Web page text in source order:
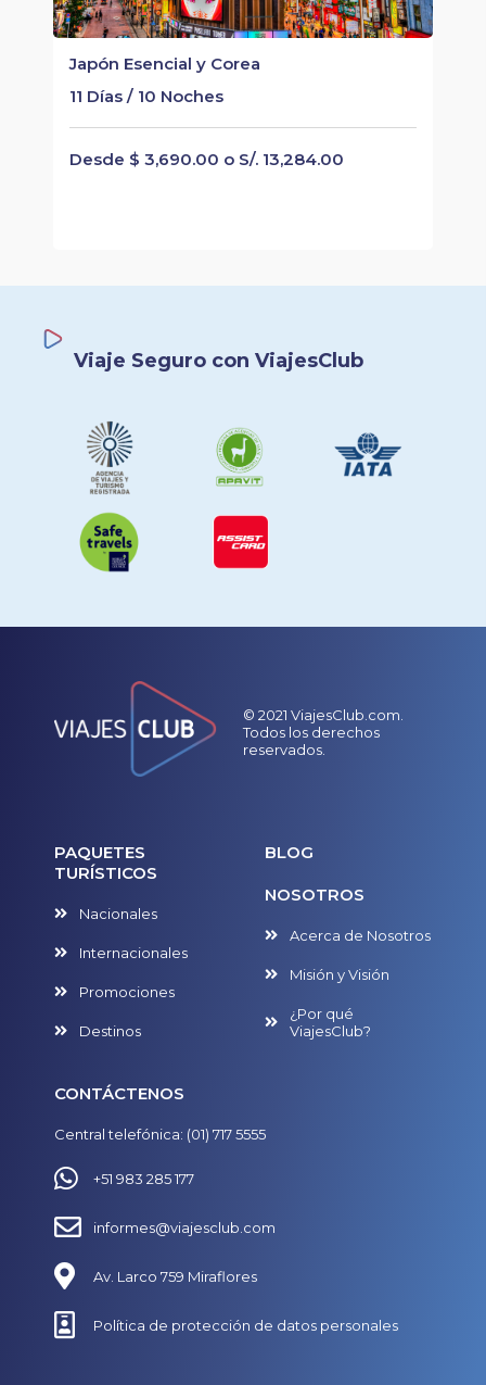
Japón Esencial y Corea
11 Días / 10 Noches
Desde $ 3,690.00 o S/. 13,284.00
Viaje Seguro con ViajesClub
© 2021 ViajesClub.com.
Todos los derechos
reservados.
PAQUETES
TURÍSTICOS
Nacionales
Internacionales
Promociones
Destinos
BLOG
NOSOTROS
Acerca de Nosotros
Misión y Visión
¿Por qué
ViajesClub?
CONTÁCTENOS
Central telefónica: (01) 717 5555
+51 983 285 177
informes@viajesclub.com
Av. Larco 759 Miraflores
Política de protección de datos personales